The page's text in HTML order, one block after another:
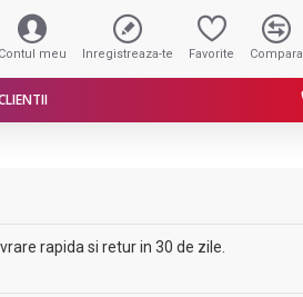
Contul meu Inregistreaza-te Favorite Compara
rapida si retur in 30 de zile.